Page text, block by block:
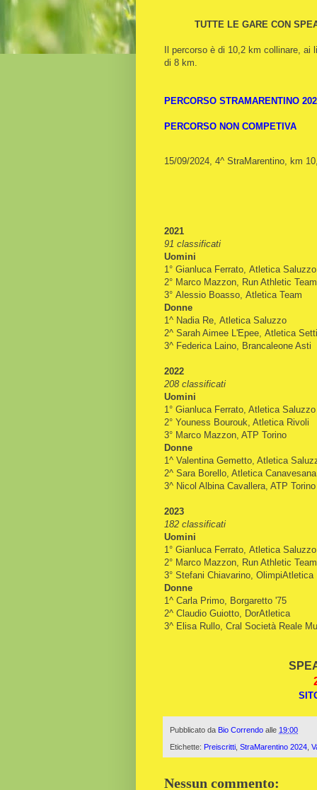
TUTTE LE GARE CON
Il percorso è di 10,2 km collinare,
di 8 km.
PERCORSO STRAMARENTINO
PERCORSO NON COMPETIVA
15/09/2024, 4^ StraMarentino, km
2021
91 classificati
Uomini
1° Gianluca Ferrato, Atletica Saluzzo
2° Marco Mazzon, Run Athletic Team
3° Alessio Boasso, Atletica Team
Donne
1^ Nadia Re Atletica Saluzzo
2^ Sarah Aimee L'Epee, Atletica
3^ Federica Laino, Brancaleone Asti
2022
208 classificati
Uomini
1° Gianluca Ferrato, Atletica Saluzzo
2° Youness Bourouk, Atletica Rivoli
3° Marco Mazzon, ATP Torino
Donne
1^ Valentina Gemetto, Atletica
2^ Sara Borello, Atletica Canavesana
3^ Nicol Albina Cavallera, ATP Torino
2023
182 classificati
Uomini
1° Gianluca Ferrato, Atletica Saluzzo
2° Marco Mazzon, Run Athletic Team
3° Stefani Chiavarino, OlimpiAtletica
Donne
1^ Carla Primo, Borgaretto '75
2^ Claudio Guiotto, DorAtletica
3^ Elisa Rullo, Cral Società Reale
Pubblicato da Bio Correndo alle 19:00
Etichette: Preiscritti StraMarentino 2024
Nessun commento: